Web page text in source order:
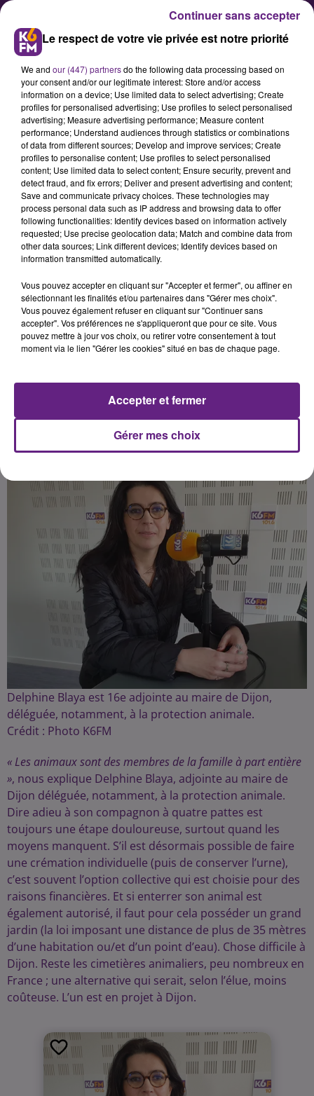
Qu’est-ce qu’un cimetière
animalier, en projet à Dijon ?
Promesse de campagne de François
Rebsamen aux élections
municipales de 2020, le projet
d’aménagement d’un cimetière
Delphine Blaya, adjointe au maire
déléguée à la protection animale et
aux jardins partagés. On fait le
point, avec elle, sur l’avancée de ce
Publié : 4 mars 2024 à 17h13 par Charles Perrin
Delphine Blaya est 16e adjointe au maire de Dijon,
déléguée, notamment, à la protection animale.
Crédit : Photo K6FM
« Les animaux sont des membres de la famille à part entière
», nous explique Delphine Blaya, adjointe au maire de
Dijon déléguée, notamment, à la protection animale.
Dire adieu à son compagnon à quatre pattes est
toujours une étape douloureuse, surtout quand les
moyens manquent. S’il est désormais possible de faire
une crémation individuelle (puis de conserver l’urne),
c’est souvent l’option collective qui est choisie pour des
raisons financières. Et si enterrer son animal est
également autorisé, il faut pour cela posséder un grand
jardin (la loi imposant une distance de plus de 35 mètres
d’une habitation ou/et d’un point d’eau). Chose difficile à
Dijon. Reste les cimetières animaliers, peu nombreux en
France ; une alternative qui serait, selon l’élue, moins
coûteuse. L’un est en projet à Dijon.
Le respect de votre vie privée est notre priorité
We and our (447) partnersdo the following data processing based on
your consent and/or our legitimate interest: Store and/or access
information on a device; Use limited data to select advertising; Create
profiles for personalised advertising; Use profiles to select personalised
advertising; Measure advertising performance; Measure content
performance; Understand audiences through statistics or combinations
of data from different sources; Develop and improve services; Create
profiles to personalise content; Use profiles to select personalised
content; Use limited data to select content; Ensure security, prevent and
detect fraud, and fix errors; Deliver and present advertising and content;
Save and communicate privacy choices. These technologies may
process personal data such as IP address and browsing data to offer
following functionalities: Identify devices based on information actively
requested; Use precise geolocation data; Match and combine data from
other data sources; Link different devices; Identify devices based on
information transmitted automatically.
Vous pouvez accepter en cliquant sur "Accepter et fermer", ou affiner en
sélectionnant les finalités et/ou partenaires dans "Gérer mes choix".
Vous pouvez également refuser en cliquant sur "Continuer sans
accepter". Vos préférences ne s'appliqueront que pour ce site. Vous
pouvez mettre à jour vos choix, ou retirer votre consentement à tout
moment via le lien "Gérer les cookies" situé en bas de chaque page.
Gérer mes choix
Accepter et fermer
Continuer sans accepter